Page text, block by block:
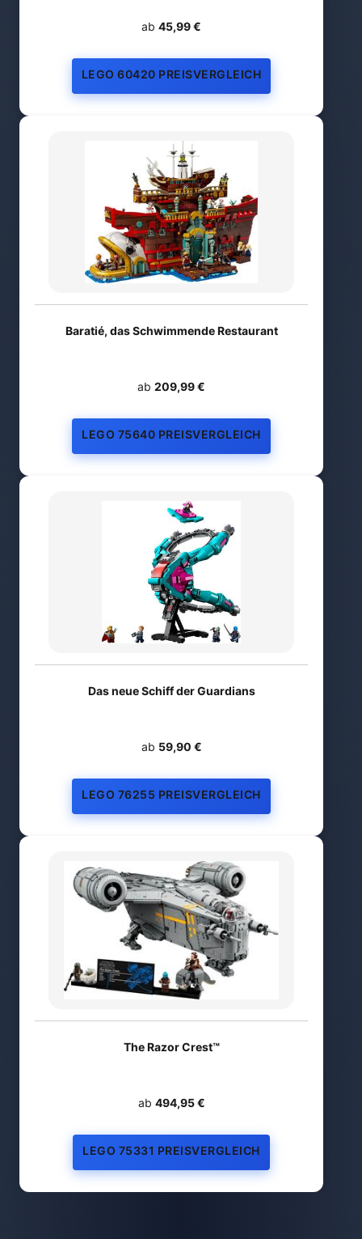
ab 45,99 €
LEGO 60420 PREISVERGLEICH
Baratié, das Schwimmende Restaurant
ab 209,99 €
LEGO 75640 PREISVERGLEICH
Das neue Schiff der Guardians
ab 59,90 €
LEGO 76255 PREISVERGLEICH
The Razor Crest™
ab 494,95 €
LEGO 75331 PREISVERGLEICH